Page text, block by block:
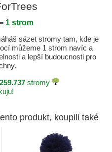
1 strom
sázet stromy tam, kde je
můžeme 1 strom navíc a
a lepší budoucnosti pro
259.737stromy
produkt, koupili také